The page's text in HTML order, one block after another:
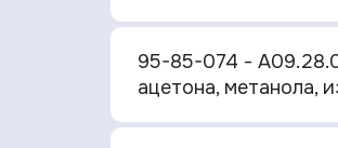
95-85-074 -
ацетона, метанола,